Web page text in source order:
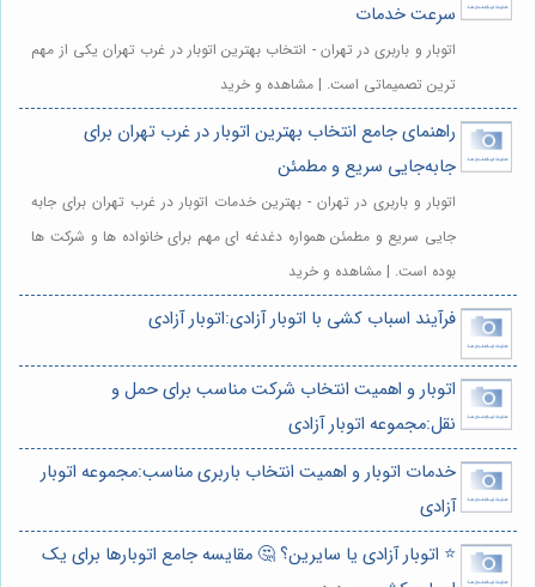
سرعت خدمات
اتوبار و باربری در تهران - انتخاب بهترین اتوبار در غرب تهران یکی از مهم
ترین تصمیماتی است. | مشاهده و خرید
راهنمای جامع انتخاب بهترین اتوبار در غرب تهران برای
جابه‌جایی سریع و مطمئن
اتوبار و باربری در تهران - بهترین خدمات اتوبار در غرب تهران برای جابه
جایی سریع و مطمئن همواره دغدغه ای مهم برای خانواده ها و شرکت ها
بوده است. | مشاهده و خرید
فرآیند اسباب کشی با اتوبار آزادی:اتوبار آزادی
اتوبار و اهمیت انتخاب شرکت مناسب برای حمل و
نقل:مجموعه اتوبار آزادی
خدمات اتوبار و اهمیت انتخاب باربری مناسب:مجموعه اتوبار
آزادی
⭐️ اتوبار آزادی یا سایرین؟ 🤔 مقایسه جامع اتوبارها برای یک